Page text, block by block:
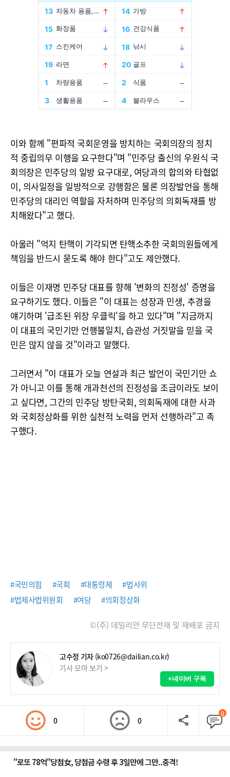
이와 함께 "편파적 국회운영을 방치하는 국회의장의 정치
적 중립의무 이행을 요구한다"며 "민주당 출신의 우원식 국
회의장은 민주당의 일방 요구대로, 여당과의 합의와 타협없
이, 의사일정을 일방적으로 강행함은 물론 의장발언을 통해
민주당의 대리인 역할을 자처하며 민주당의 의회독재를 방
치해왔다"고 했다.
아울러 "억지 탄핵이 기각되면 탄핵소추한 국회의원들에게
책임을 반드시 묻도록 해야 한다"고도 제안했다.
이들은 이재명 민주당 대표를 향해 '변화의 진정성' 증명을
요구하기도 했다. 이들은 "이 대표는 성장과 민생, 추경을
얘기하며 '급조된 위장 우클릭'을 하고 있다"며 "지금까지
이 대표의 국민기만 언행불일치, 습관성 거짓말을 믿을 국
민은 많지 않을 것"이라고 말했다.
그러면서 "이 대표가 오늘 연설과 최근 발언이 국민기만 쇼
가 아니고 이를 통해 개과천선의 진정성을 조금이라도 보이
고 싶다면, 그간의 민주당 방탄국회, 의회독재에 대한 사과
와 국회정상화를 위한 실천적 노력을 먼저 선행하라"고 촉
구했다.
#국민의힘 #국회 #대통령제
#법사위
#법제사법위원회
#여당 #의회정상화
©(주) 데일리안 무단전재 및 재배포 금지
고수정 기자 (ko0726@dailian.co.kr)
기사 모아 보기 >
+네이버 구독
0 0
0